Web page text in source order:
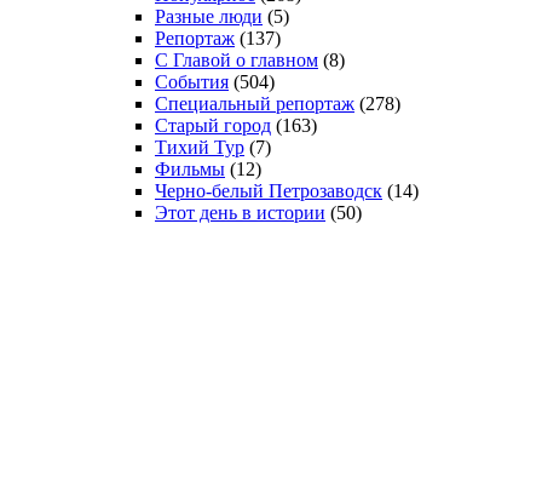
Разные люди (5)
Репортаж (137)
С Главой о главном (8)
События (504)
Специальный репортаж (278)
Старый город (163)
Тихий Тур (7)
Фильмы (12)
Черно-белый Петрозаводск (14)
Этот день в истории (50)